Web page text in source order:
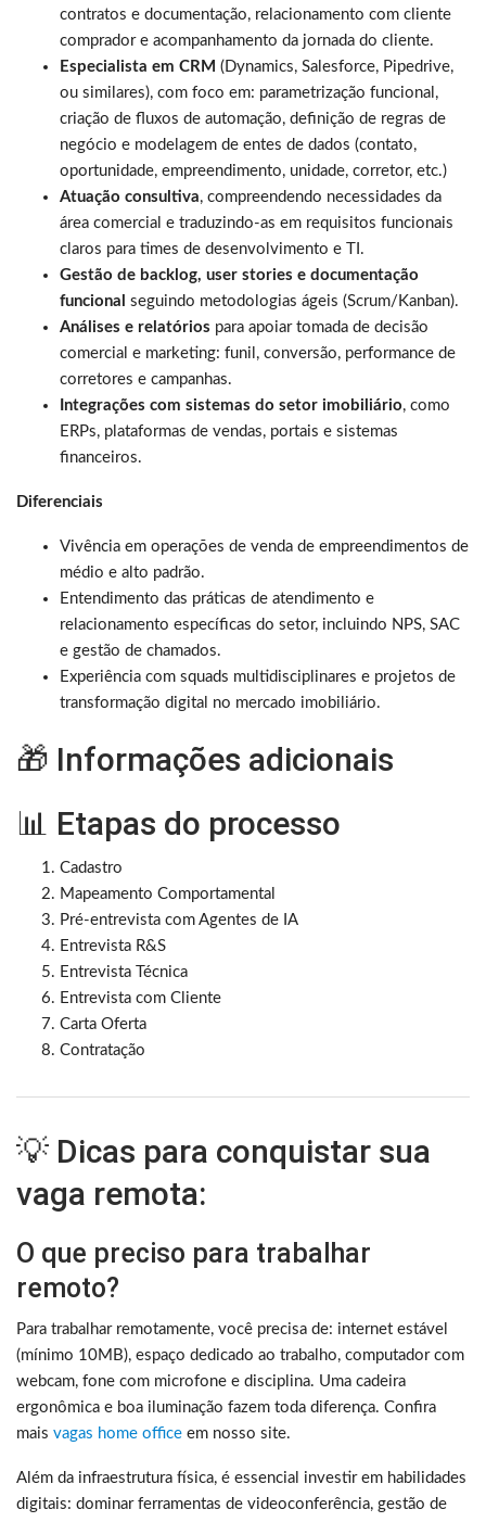
contratos e documentação, relacionamento com cliente
comprador e acompanhamento da jornada do cliente.
Especialista em CRM (Dynamics, Salesforce, Pipedrive,
ou similares), com foco em: parametrização funcional,
criação de fluxos de automação, definição de regras de
negócio e modelagem de entes de dados (contato,
oportunidade, empreendimento, unidade, corretor, etc.)
Atuação consultiva, compreendendo necessidades da
área comercial e traduzindo-as em requisitos funcionais
claros para times de desenvolvimento e TI.
Gestão de backlog, user stories e documentação
funcional seguindo metodologias ágeis (Scrum/Kanban).
Análises e relatórios para apoiar tomada de decisão
comercial e marketing: funil, conversão, performance de
corretores e campanhas.
Integrações com sistemas do setor imobiliário, como
ERPs, plataformas de vendas, portais e sistemas
financeiros.
Diferenciais
Vivência em operações de venda de empreendimentos de
médio e alto padrão.
Entendimento das práticas de atendimento e
relacionamento específicas do setor, incluindo NPS, SAC
e gestão de chamados.
Experiência com squads multidisciplinares e projetos de
transformação digital no mercado imobiliário.
🎁 Informações adicionais
📊 Etapas do processo
Cadastro
Mapeamento Comportamental
Pré-entrevista com Agentes de IA
Entrevista R&S
Entrevista Técnica
Entrevista com Cliente
Carta Oferta
Contratação
💡 Dicas para conquistar sua
vaga remota:
O que preciso para trabalhar
remoto?
Para trabalhar remotamente, você precisa de: internet estável
(mínimo 10MB), espaço dedicado ao trabalho, computador com
webcam, fone com microfone e disciplina. Uma cadeira
ergonômica e boa iluminação fazem toda diferença. Confira
mais vagas home office em nosso site.
Além da infraestrutura física, é essencial investir em habilidades
digitais: dominar ferramentas de videoconferência, gestão de